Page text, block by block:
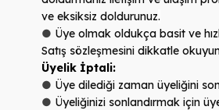
ve eksiksiz doldurunuz.
● Üye olmak oldukça basit ve
Satış sözleşmesini dikkatle
Üyelik İptali:
● Üye dilediği zaman üyeliğini
● Üyeliğinizi sonlandırmak için